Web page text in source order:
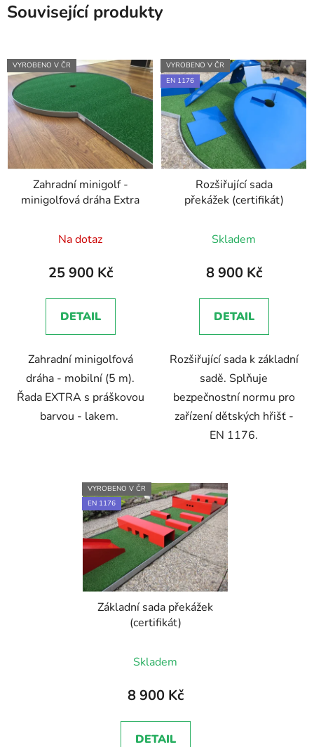
Související produkty
VYROBENO V ČR
Zahradní minigolf -
minigolfová dráha Extra
Na dotaz
25 900 Kč
DETAIL
Zahradní minigolfová
dráha - mobilní (5 m).
Řada EXTRA s práškovou
barvou - lakem.
VYROBENO V ČR
EN 1176
Rozšiřující sada
překážek (certifikát)
Skladem
8 900 Kč
DETAIL
Rozšiřující sada k základní
sadě. Splňuje
bezpečnostní normu pro
zařízení dětských hřišť -
EN 1176.
VYROBENO V ČR
EN 1176
Základní sada překážek
(certifikát)
Skladem
8 900 Kč
DETAIL